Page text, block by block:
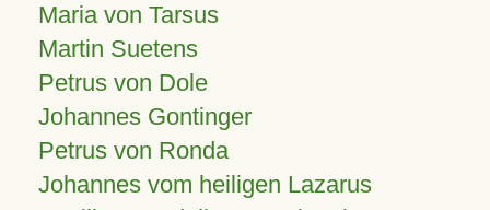
Maria von Tarsus
Martin Suetens
Petrus von Dole
Johannes Gontinger
Petrus von Ronda
Johannes vom heiligen Lazarus